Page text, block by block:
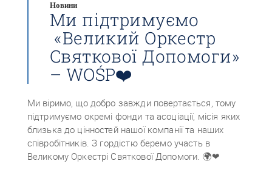
Новини
Ми підтримуємо
«Великий Оркестр
Святкової Допомоги»
– WOŚP❤️
Ми віримо, що добро завжди повертається, тому
підтримуємо окремі фонди та асоціації, місія яких
близька до цінностей нашої компанії та наших
співробітників. З гордістю беремо участь в
Великому Оркестрі Святкової Допомоги. 🌍❤